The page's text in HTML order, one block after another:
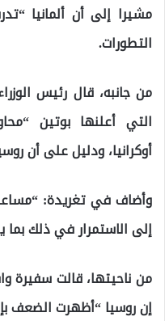
مشيرا إلى أن ألمانيا
التطورات.
من جانبه، قال رئيس
التي أعلنها بوتين
أوكرانيا، ودليل على أن
وأضاف في تغريدة: “مساعدة
إلى الاستمرار في ذلك بما
من ناحيتها، قالت سفيرة
إن روسيا “أظهرت الضعف